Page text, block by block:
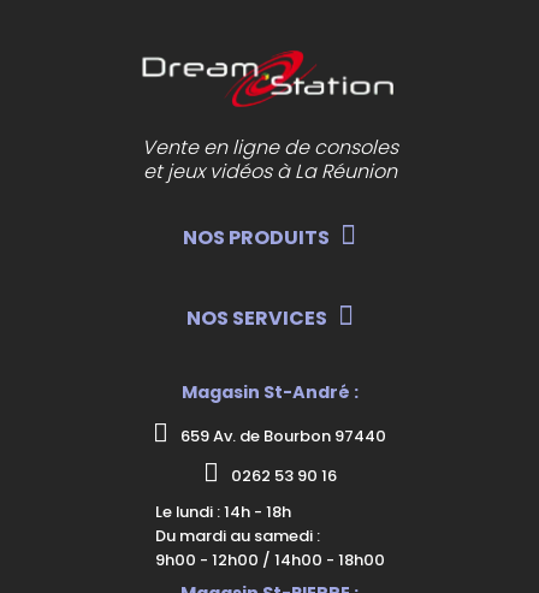
Vente en ligne de consoles
et jeux vidéos à La Réunion
NOS PRODUITS
NOS SERVICES
Magasin St-André :
659 Av. de Bourbon 97440
0262 53 90 16
Le lundi : 14h - 18h
Du mardi au samedi :
9h00 - 12h00 / 14h00 - 18h00